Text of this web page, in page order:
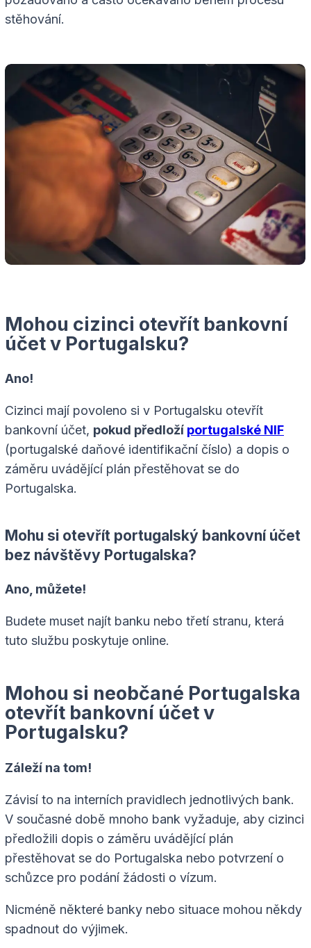
stěhování.
Mohou cizinci otevřít bankovní
účet v Portugalsku?
Ano!
Cizinci mají povoleno si v Portugalsku otevřít
bankovní účet, pokud předloží portugalské NIF
(portugalské daňové identifikační číslo) a dopis o
záměru uvádějící plán přestěhovat se do
Portugalska.
Mohu si otevřít portugalský bankovní účet
bez návštěvy Portugalska?
Ano, můžete!
Budete muset najít banku nebo třetí stranu, která
tuto službu poskytuje online.
Mohou si neobčané Portugalska
otevřít bankovní účet v
Portugalsku?
Záleží na tom!
Závisí to na interních pravidlech jednotlivých bank.
V současné době mnoho bank vyžaduje, aby cizinci
předložili dopis o záměru uvádějící plán
přestěhovat se do Portugalska nebo potvrzení o
schůzce pro podání žádosti o vízum.
Nicméně některé banky nebo situace mohou někdy
spadnout do výjimek.